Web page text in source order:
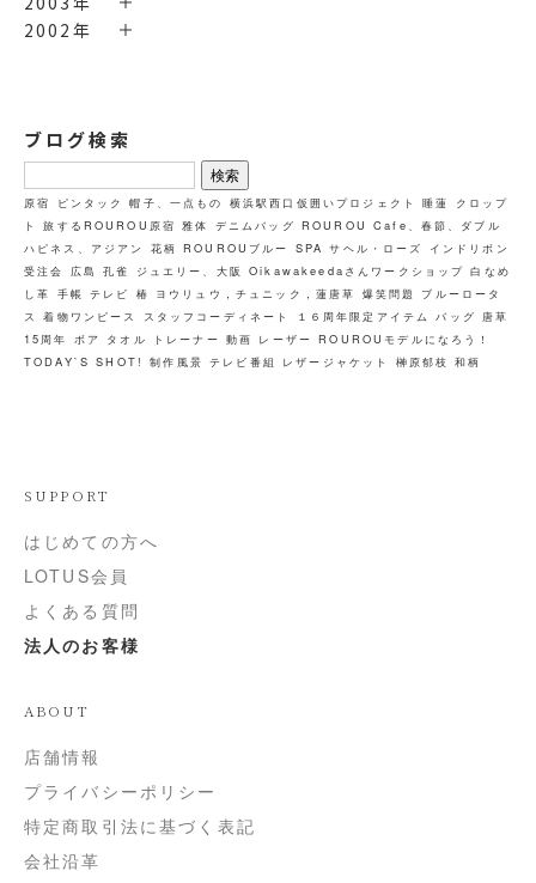
2002年
ブログ検索
検
索:
原宿 ピンタック 帽子、一点もの 横浜駅西口仮囲いプロジェクト 睡蓮
クロップ
ト
旅するROUROU原宿 雅体 デニムバッグ ROUROU Cafe、春節、ダブル
ハピネス、アジアン
花柄 ROUROUブルー SPA サヘル・ローズ
インドリボン
受注会
広島 孔雀 ジュエリー、大阪 Oikawakeedaさんワークショップ 白なめ
し革 手帳 テレビ 椿 ヨウリュウ，チュニック，蓮唐草 爆笑問題
ブルーロータ
ス
着物ワンピース スタッフコーディネート １６周年限定アイテム バッグ 唐草
15周年
ボア タオル トレーナー 動画 レーザー ROUROUモデルになろう！
TODAY`S SHOT! 制作風景 テレビ番組 レザージャケット 榊原郁枝 和柄
SUPPORT
はじめての方へ
LOTUS会員
よくある質問
法人のお客様
ABOUT
店舗情報
プライバシーポリシー
特定商取引法に基づく表記
会社沿革